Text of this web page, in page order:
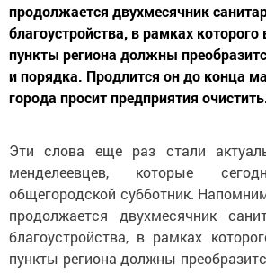
продолжается двухмесячник
благоустройства, в рамках которого
пункты региона должны
и порядка. Продлится он до конца
города просит предприятия
Эти слова еще раз стали
менделеевцев, которые
общегородской субботник.
продолжается двухмесячник
благоустройства, в рамках
пункты региона должны